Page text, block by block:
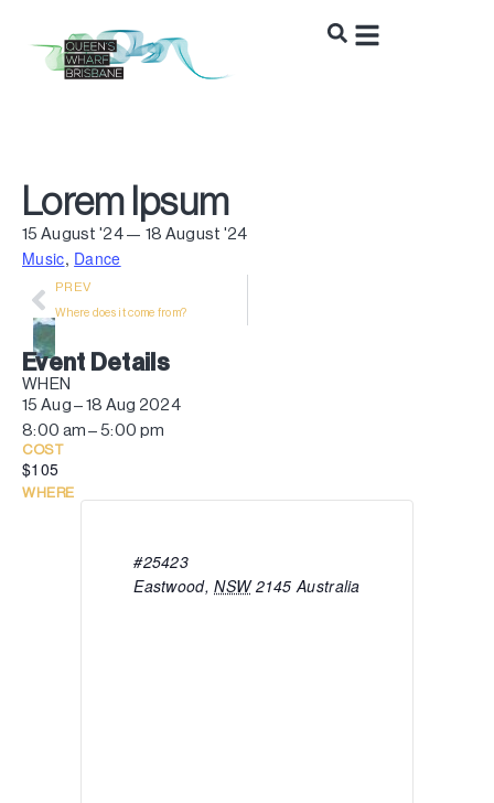
Lorem Ipsum
15 August '24 — 18 August '24
Music, Dance
PREV
Where does it come from?
Event Details
WHEN
15 Aug – 18 Aug 2024
8:00 am – 5:00 pm
COST
$105
WHERE
#25423
Eastwood, NSW 2145 Australia